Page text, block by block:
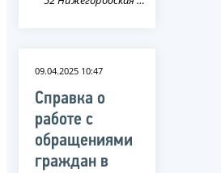
09.04.2025 10:47
Справка о
работе с
обращениями
граждан в